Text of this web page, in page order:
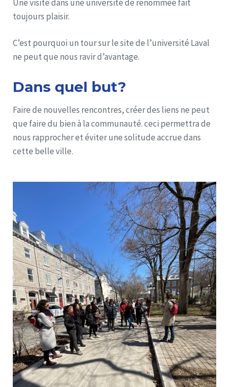
Une visite dans une université de renommée fait
toujours plaisir.
C’est pourquoi un tour sur le site de l’université Laval
ne peut que nous ravir d’avantage.
Dans quel but?
Faire de nouvelles rencontres, créer des liens ne peut
que faire du bien à la communauté. ceci permettra de
nous rapprocher et éviter une solitude accrue dans
cette belle ville.